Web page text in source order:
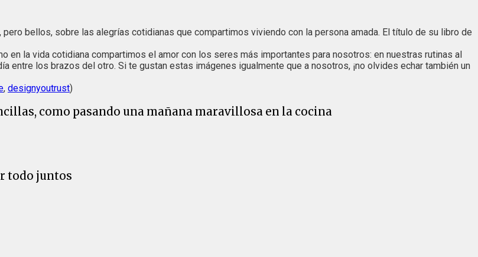
bellos, sobre las alegrías cotidianas que compartimos viviendo con la persona amada. El título de su libro de
en la vida cotidiana compartimos el amor con los seres más importantes para nosotros: en nuestras rutinas al
entre los brazos del otro. Si te gustan estas imágenes igualmente que a nosotros, ¡no olvides echar también un
, designyoutrust)
como pasando una mañana maravillosa en la cocina
todo juntos